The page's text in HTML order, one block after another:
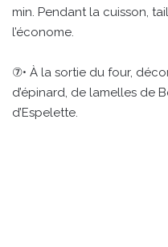
min. Pendant la cuisson,
l’économe.
⑦• À la sortie du four,
d’épinard, de lamelles de
d’Espelette.